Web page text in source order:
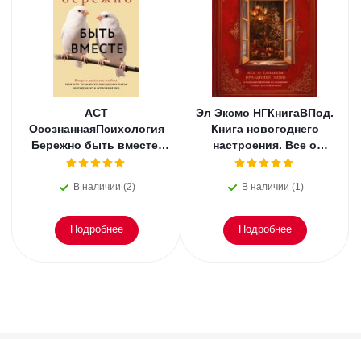
АСТ
ОсознаннаяПсихология
Бережно быть вместе.
Второе дыхание любви,
эмоциональное
В наличии (2)
Подробнее
Эл Эксмо НГКнигаВПод.
Книга новогоднего
настроения. Все о
главном празднике
елки
В наличии (1)
Подробнее